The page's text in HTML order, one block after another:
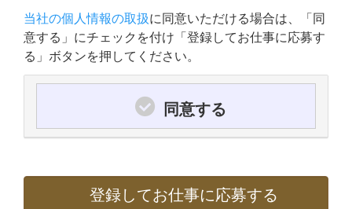
当社の個人情報の取扱に同意いただける場合は、「同
意する」にチェックを付け「登録してお仕事に応募す
る」ボタンを押してください。
同意する